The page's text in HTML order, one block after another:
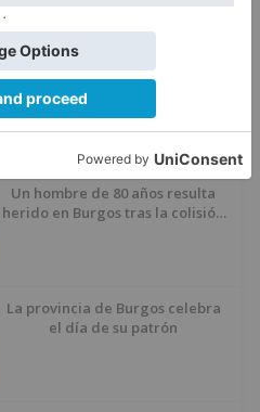
Villatoro da el primer paso para
dejar atrás su aislamiento con el
inicio de la senda peatonal y
ciclista
Un hombre de 80 años resulta
herido en Burgos tras la colisión
La provincia de Burgos celebra
el día de su patrón